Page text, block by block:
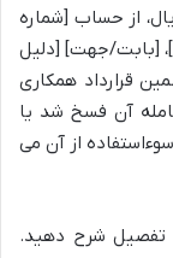
از حساب [شماره
[بابت/جهت] [دلیل
قرارداد همکاری
آن فسخ شد یا
از آن می
تفصیل شرح دهید.